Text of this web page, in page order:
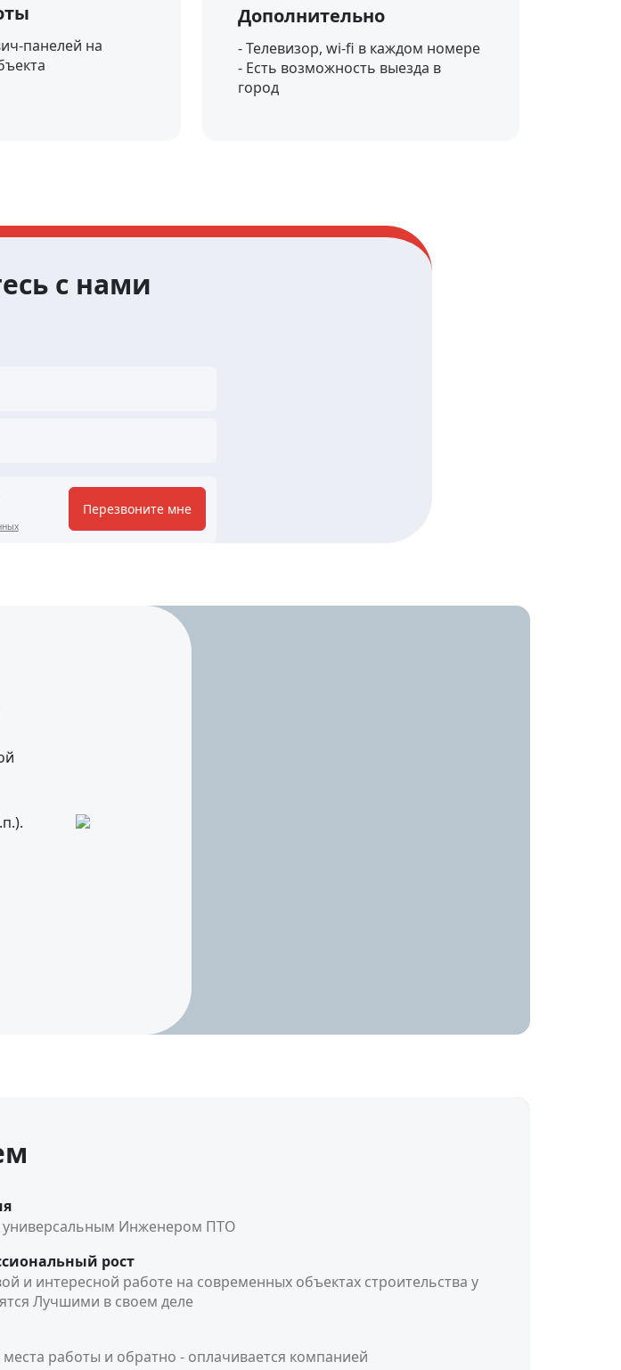
панелей на
Дополнительно
- Телевизор, wi-fi в каждом номере
- Есть возможность выезда в
город
с нами
Перезвоните мне
Инженером ПТО
рост
и интересной работе на современных объектах строительства у
Лучшими в своем деле
работы и обратно - оплачивается компанией